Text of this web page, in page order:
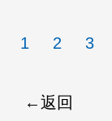
1 2 3
返回